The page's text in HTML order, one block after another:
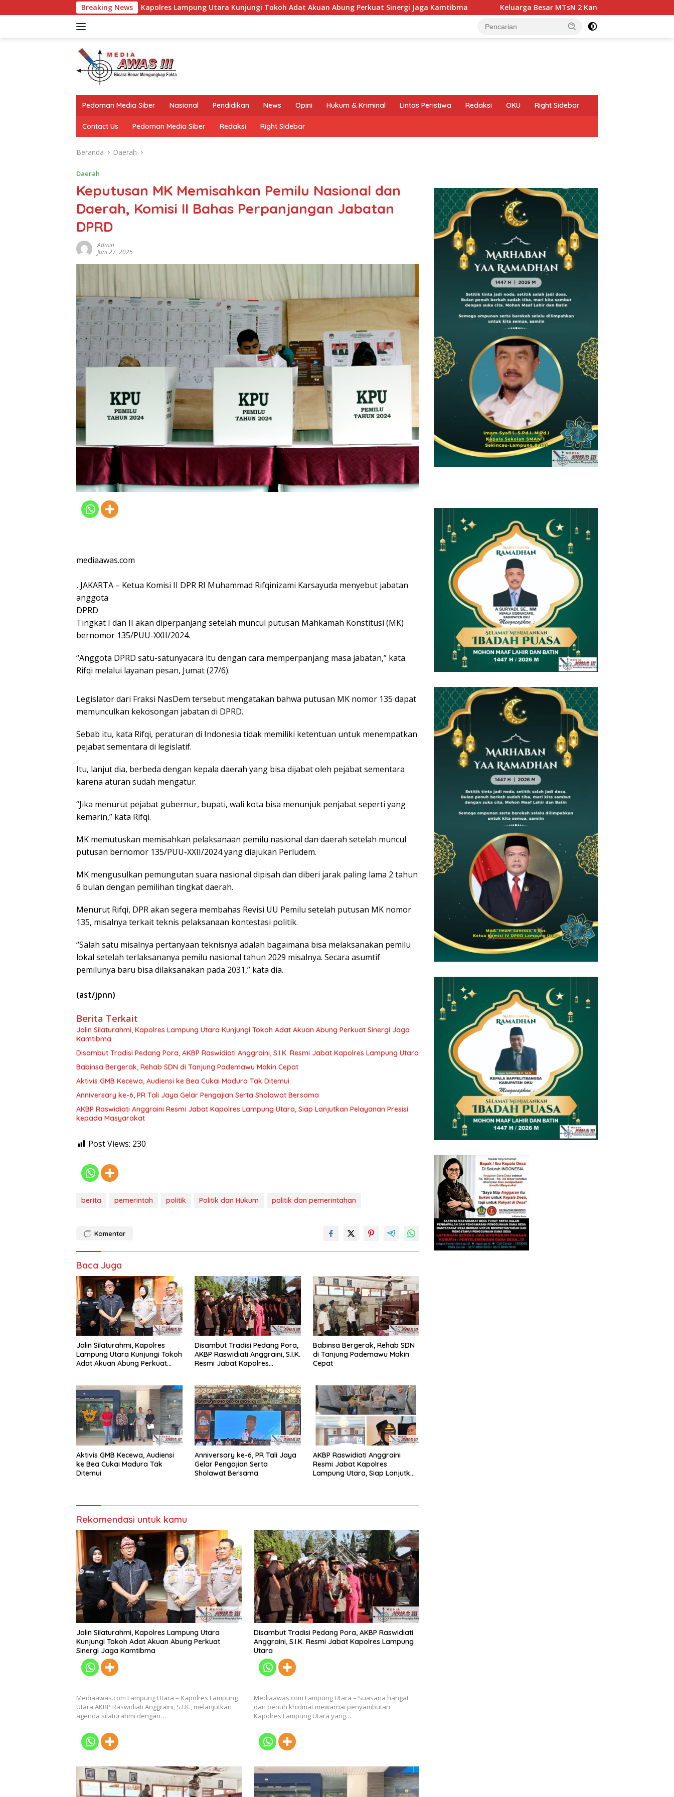
ke
Breaking News
Silaturahmi, Kapolres Lampung Utara Kunjungi Tokoh Adat Akuan Abung Perkuat Sinergi Jaga Kamtibma Keluarga Besar MTsN 2 Kanigoro KEDIRI Mengucapkan Selamat
Pedoman Media Siber Nasional Pendidikan News Opini Hukum & Kriminal Lintas Peristiwa Redaksi OKU Right Sidebar
Contact Us Pedoman Media Siber Redaksi Right Sidebar
Beranda Daerah
Daerah
Keputusan MK Memisahkan Pemilu Nasional dan
Daerah, Komisi II Bahas Perpanjangan Jabatan
DPRD
Admin
Juni 27, 2025
mediaawas.com
, JAKARTA – Ketua Komisi II DPR RI Muhammad Rifqinizami Karsayuda menyebut jabatan
anggota
DPRD
Tingkat I dan II akan diperpanjang setelah muncul putusan Mahkamah Konstitusi (MK)
bernomor 135/PUU-XXII/2024.
“Anggota DPRD satu-satunyacara itu dengan cara memperpanjang masa jabatan,” kata
Rifqi melalui layanan pesan, Jumat (27/6).
Legislator dari Fraksi NasDem tersebut mengatakan bahwa putusan MK nomor 135 dapat
memunculkan kekosongan jabatan di DPRD.
Sebab itu, kata Rifqi, peraturan di Indonesia tidak memiliki ketentuan untuk menempatkan
pejabat sementara di legislatif.
Itu, lanjut dia, berbeda dengan kepala daerah yang bisa dijabat oleh pejabat sementara
karena aturan sudah mengatur.
“Jika menurut pejabat gubernur, bupati, wali kota bisa menunjuk penjabat seperti yang
kemarin,” kata Rifqi.
MK memutuskan memisahkan pelaksanaan pemilu nasional dan daerah setelah muncul
putusan bernomor 135/PUU-XXII/2024 yang diajukan Perludem.
MK mengusulkan pemungutan suara nasional dipisah dan diberi jarak paling lama 2 tahun
6 bulan dengan pemilihan tingkat daerah.
Menurut Rifqi, DPR akan segera membahas Revisi UU Pemilu setelah putusan MK nomor
135, misalnya terkait teknis pelaksanaan kontestasi politik.
“Salah satu misalnya pertanyaan teknisnya adalah bagaimana bisa melaksanakan pemilu
lokal setelah terlaksananya pemilu nasional tahun 2029 misalnya. Secara asumtif
pemilunya baru bisa dilaksanakan pada 2031,” kata dia.
(ast/jpnn)
Berita Terkait
Jalin Silaturahmi, Kapolres Lampung Utara Kunjungi Tokoh Adat Akuan Abung Perkuat Sinergi Jaga
Kamtibma
Disambut Tradisi Pedang Pora, AKBP Raswidiati Anggraini, S.I.K. Resmi Jabat Kapolres Lampung Utara
Babinsa Bergerak, Rehab SDN di Tanjung Pademawu Makin Cepat
Aktivis GMB Kecewa, Audiensi ke Bea Cukai Madura Tak Ditemui
Anniversary ke-6, PR Tali Jaya Gelar Pengajian Serta Sholawat Bersama
AKBP Raswidiati Anggraini Resmi Jabat Kapolres Lampung Utara, Siap Lanjutkan Pelayanan Presisi
kepada Masyarakat
Post Views: 230
berita pemerintah politik Politik dan Hukum politik dan pemerintahan
Komentar
Baca Juga
Jalin Silaturahmi, Kapolres
Lampung Utara Kunjungi Tokoh
Adat Akuan Abung Perkuat
Disambut Tradisi Pedang Pora,
AKBP Raswidiati Anggraini, S.I.K.
Resmi Jabat Kapolres
Babinsa Bergerak, Rehab SDN
di Tanjung Pademawu Makin
Cepat
Aktivis GMB Kecewa, Audiensi
ke Bea Cukai Madura Tak
Ditemui
Anniversary ke-6, PR Tali Jaya
Gelar Pengajian Serta
Sholawat Bersama
AKBP Raswidiati Anggraini
Resmi Jabat Kapolres
Lampung Utara, Siap Lanjutkan
Rekomendasi untuk kamu
Jalin Silaturahmi, Kapolres Lampung Utara
Kunjungi Tokoh Adat Akuan Abung Perkuat
Sinergi Jaga Kamtibma
Mediaawas.com Lampung Utara – Kapolres Lampung
Utara AKBP Raswidiati Anggraini, S.I.K., melanjutkan
agenda silaturahmi dengan…
Disambut Tradisi Pedang Pora, AKBP Raswidiati
Anggraini, S.I.K. Resmi Jabat Kapolres Lampung
Utara
Mediaawas.com Lampung Utara – Suasana hangat
dan penuh khidmat mewarnai penyambutan
Kapolres Lampung Utara yang…